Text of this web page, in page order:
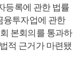
등록에 관한 법률
융투자업에 관한
본회의를 통과하
적 근거가 마련됐